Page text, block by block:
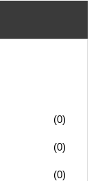
(0)
(0)
(0)